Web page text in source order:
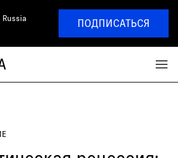
Russia
ПОДПИСАТЬСЯ